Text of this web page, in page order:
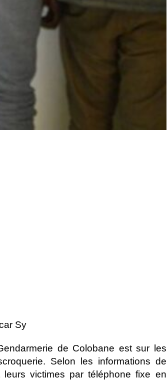
Sy
de Colobane est sur les
Selon les informations de
victimes par téléphone fixe en